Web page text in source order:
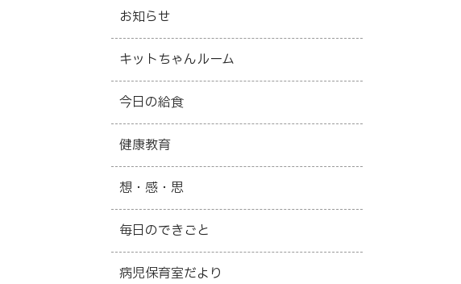
お知らせ
キットちゃんルーム
今日の給食
健康教育
想・感・思
毎日のできごと
病児保育室だより